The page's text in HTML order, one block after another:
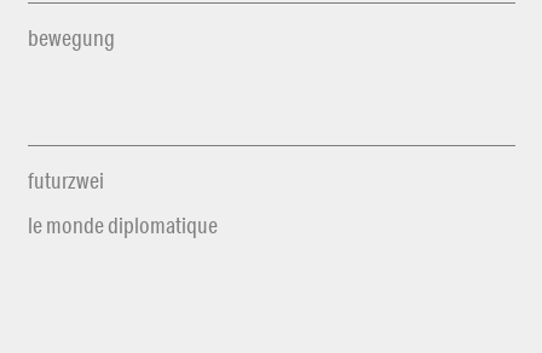
bewegung
futurzwei
le monde diplomatique